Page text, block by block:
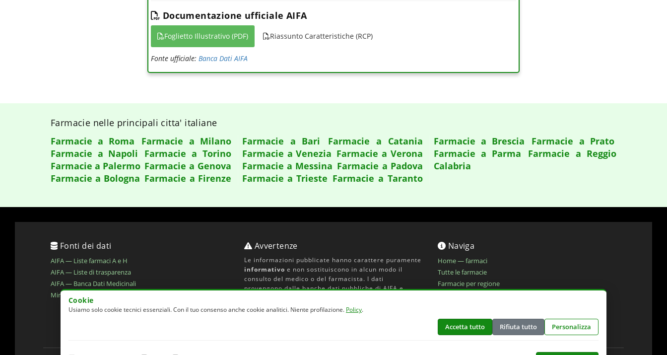
Documentazione ufficiale AIFA
Foglietto Illustrativo (PDF) Riassunto Caratteristiche (RCP)
Fonte ufficiale: Banca Dati AIFA
Farmacie nelle principali citta' italiane
Farmacie a Roma
Farmacie a Milano
Farmacie a Napoli
Farmacie a Torino
Farmacie a Palermo Farmacie a Genova
Farmacie a Bologna Farmacie a Firenze
Farmacie a Bari
Farmacie a Catania
Farmacie a Venezia Farmacie a Verona
Farmacie a Messina Farmacie a Padova
Farmacie a Trieste Farmacie a Taranto
Farmacie a Brescia
Farmacie a Prato
Farmacie a Parma
Farmacie a Reggio
Calabria
Fonti dei dati
AIFA — Liste farmaci A e H
AIFA — Liste di trasparenza
AIFA — Banca Dati Medicinali
Ministero della Salute — Open Data
Avvertenze
Le informazioni pubblicate hanno carattere puramente
informativo e non sostituiscono in alcun modo il
consulto del medico o del farmacista. I dati
provengono dalle banche dati pubbliche di AIFA e
aggiornamenti. In caso di dubbi consultare il
Naviga
Home — farmaci
Tutte le farmacie
Farmacie per regione
Dichiarazione di accessibilita'
Preferenze cookie
Cookie
Usiamo solo cookie tecnici essenziali. Con il tuo consenso anche cookie analitici. Niente profilazione. Policy.
Accetta tutto Rifiuta tutto Personalizza